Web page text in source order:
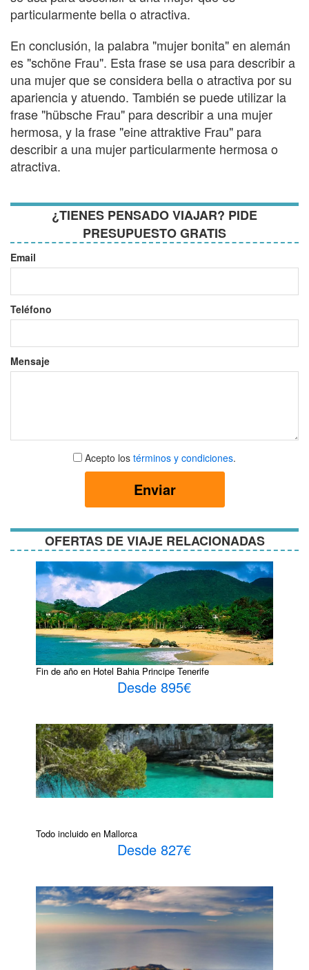
particularmente bella o atractiva.
En conclusión, la palabra "mujer bonita" en alemán
es "schöne Frau". Esta frase se usa para describir a
una mujer que se considera bella o atractiva por su
apariencia y atuendo. También se puede utilizar la
frase "hübsche Frau" para describir a una mujer
hermosa, y la frase "eine attraktive Frau" para
describir a una mujer particularmente hermosa o
atractiva.
¿TIENES PENSADO VIAJAR? PIDE
PRESUPUESTO GRATIS
Email
Teléfono
Mensaje
Aceptar
términos
Acepto los términos y condiciones.
Enviar
OFERTAS DE VIAJE RELACIONADAS
Fin de año en Hotel Bahia Principe Tenerife
Desde 895€
Todo incluido en Mallorca
Desde 827€